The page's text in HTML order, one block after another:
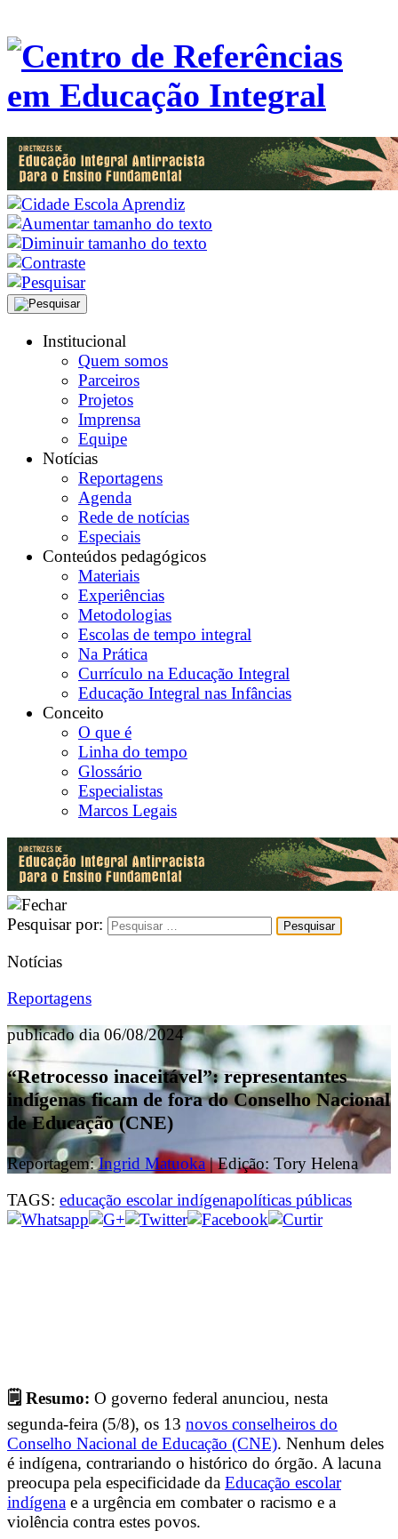
Institucional
Quem somos
Parceiros
Projetos
Imprensa
Equipe
Notícias
Reportagens
Agenda
Rede de notícias
Especiais
Conteúdos pedagógicos
Materiais
Experiências
Metodologias
Escolas de tempo integral
Na Prática
Currículo na Educação Integral
Educação Integral nas Infâncias
Conceito
O que é
Linha do tempo
Glossário
Especialistas
Marcos Legais
Pesquisar por:
Notícias
Reportagens
publicado dia 06/08/2024
“Retrocesso inaceitável”: representantes
indígenas ficam de fora do Conselho Nacional
de Educação (CNE)
Reportagem:Ingrid Matuoka| Edição: Tory Helena
TAGS: educação escolar indígenapolíticas públicas
🗒 Resumo: O governo federal anunciou, nesta
segunda-feira (5/8), os 13 novos conselheiros do
Conselho Nacional de Educação (CNE). Nenhum deles
é indígena, contrariando o histórico do órgão. A lacuna
preocupa pela especificidade da Educação escolar
indígena e a urgência em combater o racismo e a
violência contra estes povos.